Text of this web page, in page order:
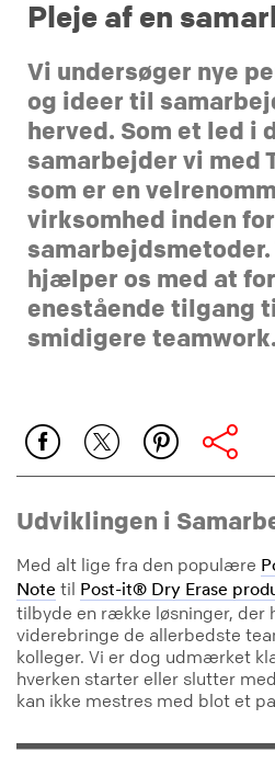
Pleje af en
Vi undersøger nye
og ideer til
herved. Som et led i
samarbejder vi med
som er en
virksomhed inden
samarbejdsmetoder.
hjælper os med at
enestående tilgang
smidigere teamwork.
Udviklingen i
Med alt lige fra den populære
Note til Post-it® Dry Erase
tilbyde en række løsninger, der
viderebringe de allerbedste
kolleger. Vi er dog udmærket
hverken starter eller slutter
kan ikke mestres med blot et